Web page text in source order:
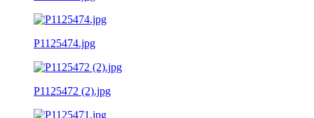
P1125474.jpg
P1125472 (2).jpg